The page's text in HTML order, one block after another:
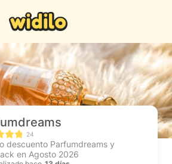
24
descuento Parfumdreams y
en Agosto 2026